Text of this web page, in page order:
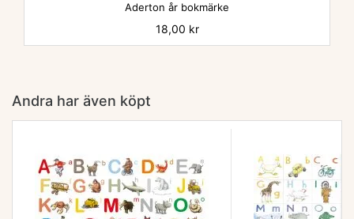
Aderton år bokmärke
Pris
18,00 kr
Andra har även köpt